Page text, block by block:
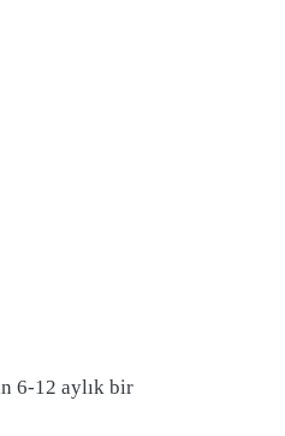
6-12 aylık bir